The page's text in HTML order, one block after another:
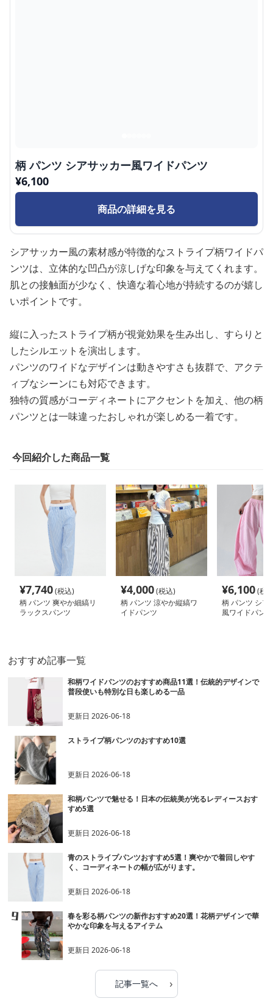
柄 パンツ シアサッカー風ワイドパンツ
¥6,100
商品の詳細を見る
シアサッカー風の素材感が特徴的なストライプ柄ワイドパ
ンツは、立体的な凹凸が涼しげな印象を与えてくれます。
肌との接触面が少なく、快適な着心地が持続するのが嬉し
いポイントです。
縦に入ったストライプ柄が視覚効果を生み出し、すらりと
したシルエットを演出します。
パンツのワイドなデザインは動きやすさも抜群で、アクテ
ィブなシーンにも対応できます。
独特の質感がコーディネートにアクセントを加え、他の柄
パンツとは一味違ったおしゃれが楽しめる一着です。
今回紹介した商品一覧
¥7,740(税込)
柄 パンツ 爽やか細縞リ
ラックスパンツ
¥4,000(税込)
柄 パンツ 涼やか縦縞ワ
イドパンツ
¥6,100(税
柄 パンツ シア
風ワイドパンツ
おすすめ記事一覧
和柄ワイドパンツのおすすめ商品11選！伝統的デザインで
普段使いも特別な日も楽しめる一品
更新日2026-06-18
ストライプ柄パンツのおすすめ10選
更新日2026-06-18
和柄パンツで魅せる！日本の伝統美が光るレディースおす
すめ5選
更新日2026-06-18
青のストライプパンツおすすめ5選！爽やかで着回しやす
く、コーディネートの幅が広がります。
更新日2026-06-18
春を彩る柄パンツの新作おすすめ20選！花柄デザインで華
やかな印象を与えるアイテム
更新日2026-06-18
記事一覧へ ›